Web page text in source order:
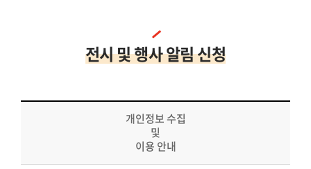
전시 및 행사 알림 신청
개인정보 수집
및
이용 안내